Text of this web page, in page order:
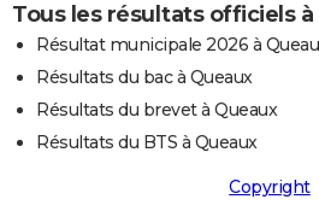
Tous les résultats officiels à
Résultat municipale 2026 à
Résultats du bac à Queaux
Résultats du brevet à Queaux
Résultats du BTS à Queaux
Copyright